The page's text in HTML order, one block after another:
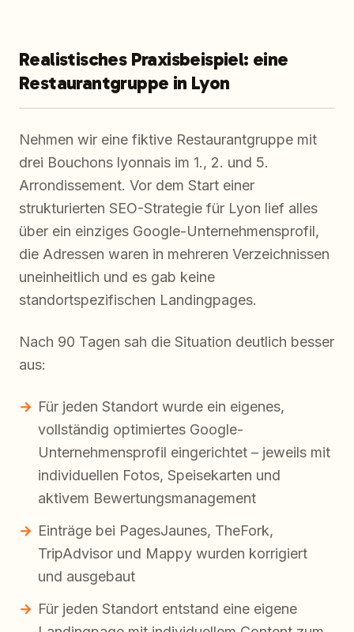
Realistisches Praxisbeispiel: eine
Restaurantgruppe in Lyon
Nehmen wir eine fiktive Restaurantgruppe mit
drei Bouchons lyonnais im 1., 2. und 5.
Arrondissement. Vor dem Start einer
strukturierten SEO-Strategie für Lyon lief alles
über ein einziges Google-Unternehmensprofil,
die Adressen waren in mehreren Verzeichnissen
uneinheitlich und es gab keine
standortspezifischen Landingpages.
Nach 90 Tagen sah die Situation deutlich besser
aus:
Für jeden Standort wurde ein eigenes,
vollständig optimiertes Google-
Unternehmensprofil eingerichtet – jeweils mit
individuellen Fotos, Speisekarten und
aktivem Bewertungsmanagement
Einträge bei PagesJaunes, TheFork,
TripAdvisor und Mappy wurden korrigiert
und ausgebaut
Für jeden Standort entstand eine eigene